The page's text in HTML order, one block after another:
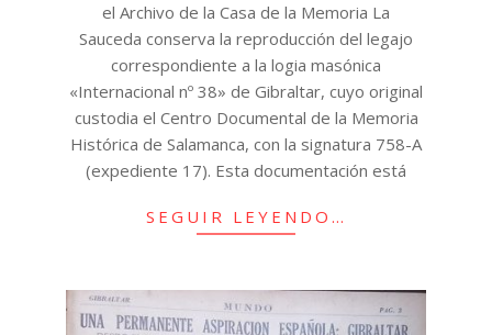
el Archivo de la Casa de la Memoria La
Sauceda conserva la reproducción del legajo
correspondiente a la logia masónica
«Internacional nº 38» de Gibraltar, cuyo original
custodia el Centro Documental de la Memoria
Histórica de Salamanca, con la signatura 758-A
(expediente 17). Esta documentación está
SEGUIR LEYENDO…